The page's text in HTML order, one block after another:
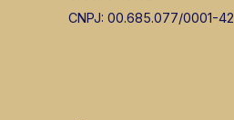
CNPJ: 00.685.077/0001-42